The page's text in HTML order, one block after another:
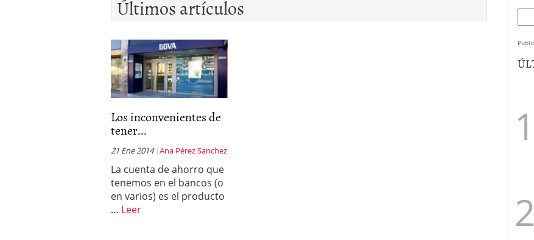
por
descubierto?
2014
Tarjeta Visa Prepago de NovaGalicia Banco
Las principales comisiones bancarias
Juego BBVA, una forma de hacer ganar a los clientes
Monte de Piedad, una de la opciones para conseguir efectivo
Últimos artículos
Los inconvenientes de
tener...
21 Ene 2014 Ana Pérez Sanchez
La cuenta de ahorro que
tenemos en el bancos (o
en varios) es el producto
… Leer